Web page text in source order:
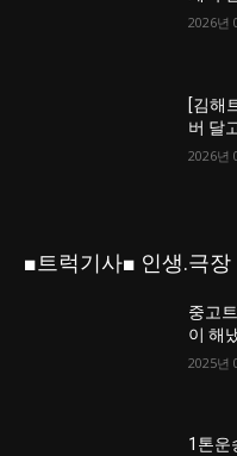
2026년
[김해
버 달
2026년
■트럭기사■ 인생.극장
중고
이 해
2025년
1톤운